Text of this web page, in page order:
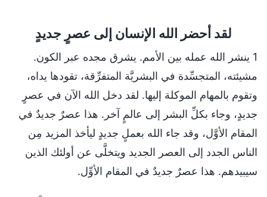
لقد أحضر الله الإنسان إلى عصرٍ جديدٍ
1 ينشر الله عمله بين الأمم. يشرق مجده عبر الكون.
مشيئته، المتجسِّدة في البشريَّة المتفرِّقة، تقودها يداه،
وتقوم بالمهام الموكلة إليها. لقد دخل الله الآن في عصرٍ
جديدٍ، وجاء بكلِّ البشر إلى عالمٍ آخر. هذا عصرٌ جديدٌ في
المقام الأوَّل، وقد جاء الله بعملٍ جديدٍ ليأخذ المزيد مِن
الناس الجدد إلى العصر الجديد ويتخلَّى عن أولئك الذين
سيبيدهم. هذا عصرٌ جديدٌ في المقام الأوِّل.